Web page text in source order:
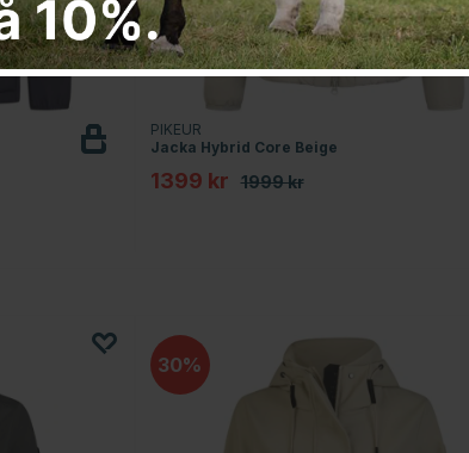
PIKEUR
Jacka Hybrid Core Beige
1399 kr 1999 kr
30